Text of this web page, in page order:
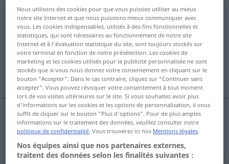
inkoustm <6. -u/-ĕ>
Vue d'ensemble de toutes les traductions
(Pour plus d'informations, cliquez sur/touchez la traduction)
Tinte
Tintef inkoust
Nous utilisons des cookies pour que vous puissiez utiliser au mieux
notre site Internet et que nous puissions mieux communiquer avec
vous. Les cookies indispensables, utilisés à des fins fonctionnelles et
statistiques, qui sont nécessaires au fonctionnement de notre site
Internet et à l'évaluation statistique du site, sont toujours stockés sur
votre terminal en fonction de notre présélection. Les cookies de
marketing et les cookies utilisés pour la publicité personnalisée ne sont
stockés que si vous nous donnez votre consentement en cliquant sur le
bouton "Accepter". Dans le cas contraire, cliquez sur "Continuer sans
accepter". Vous pouvez révoquer votre consentement à tout moment
lors de vos visites ultérieures sur le site. Si vous souhaitez avoir plus
d'informations sur les cookies et les options de personnalisation, il vous
suffit de cliquer sur le bouton "Plus d'options". Pour de plus amples
informations sur le traitement des données, veuillez consulter notre
politique de confidentialité. Vous trouverez ici nos Mentions légales.
Nos équipes ainsi que nos partenaires externes,
traitent des données selon les finalités suivantes :